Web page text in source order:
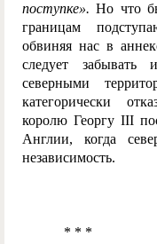
поступке».Но что
границам
обвиняя нас в
следует
северными
категорически
королю Георгу III
Англии, когда
независимость.
* * *